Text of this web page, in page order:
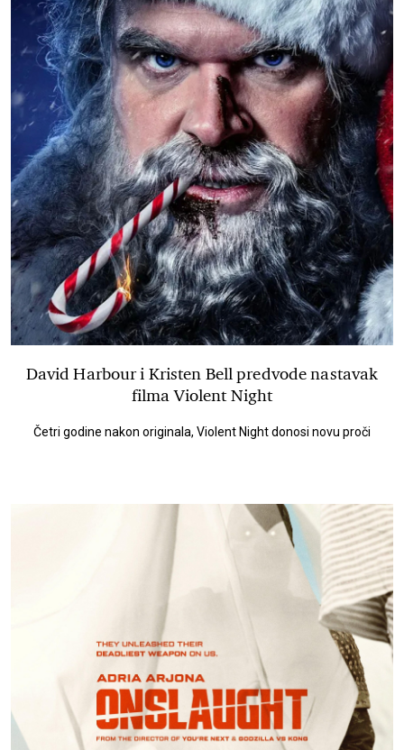
David Harbour i Kristen Bell predvode nastavak
filma Violent Night
Četri godine nakon originala, Violent Night donosi novu proči